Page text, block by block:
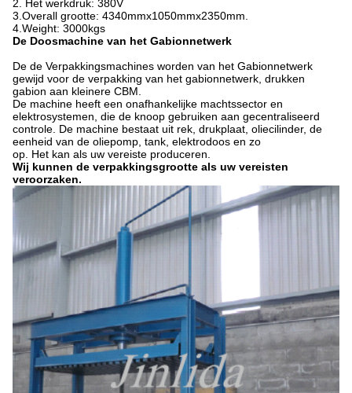
2. Het werkdruk: 380V
3.Overall grootte: 4340mmx1050mmx2350mm.
4.Weight: 3000kgs
De Doosmachine van het Gabionnetwerk
De de Verpakkingsmachines worden van het Gabionnetwerk
gewijd voor de verpakking van het gabionnetwerk, drukken
gabion aan kleinere CBM.
De machine heeft een onafhankelijke machtssector en
elektrosystemen, die de knoop gebruiken aan gecentraliseerd
controle. De machine bestaat uit rek, drukplaat, oliecilinder, de
eenheid van de oliepomp, tank, elektrodoos en zo
op. Het kan als uw vereiste produceren.
Wij kunnen de verpakkingsgrootte als uw vereisten
veroorzaken.